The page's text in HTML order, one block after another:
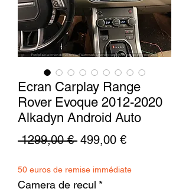
Ecran Carplay Range
Rover Evoque 2012-2020
Alkadyn Android Auto
1299,00 € Precio
499,00 €Precio
50 euros de remise immédiate
Camera de recul *